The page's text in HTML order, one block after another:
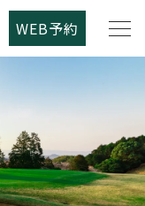
WEB予約
ついて